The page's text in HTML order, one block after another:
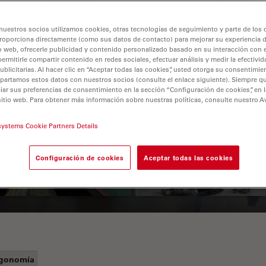
Polarization
Principle
Selecting a Stereo
Microscope
socios utilizamos cookies, otras tecnologías de seguimiento y parte de los
directamente (como sus datos de contacto) para mejorar su experiencia
web, ofrecerle publicidad y contenido personalizado basado en su interacción con
compartir contenido en redes sociales, efectuar análisis y medir la
Al hacer clic en “Aceptar todas las cookies”, usted otorga su
estos datos con nuestros socios (consulte el enlace siguiente). Siempre
sus preferencias de consentimiento en la sección “Configuración de cookies”, en
web. Para obtener más información sobre nuestras políticas, consulte nuestro
Cookie Partners Details
Configuración de cookies Aceptar todas las cookies